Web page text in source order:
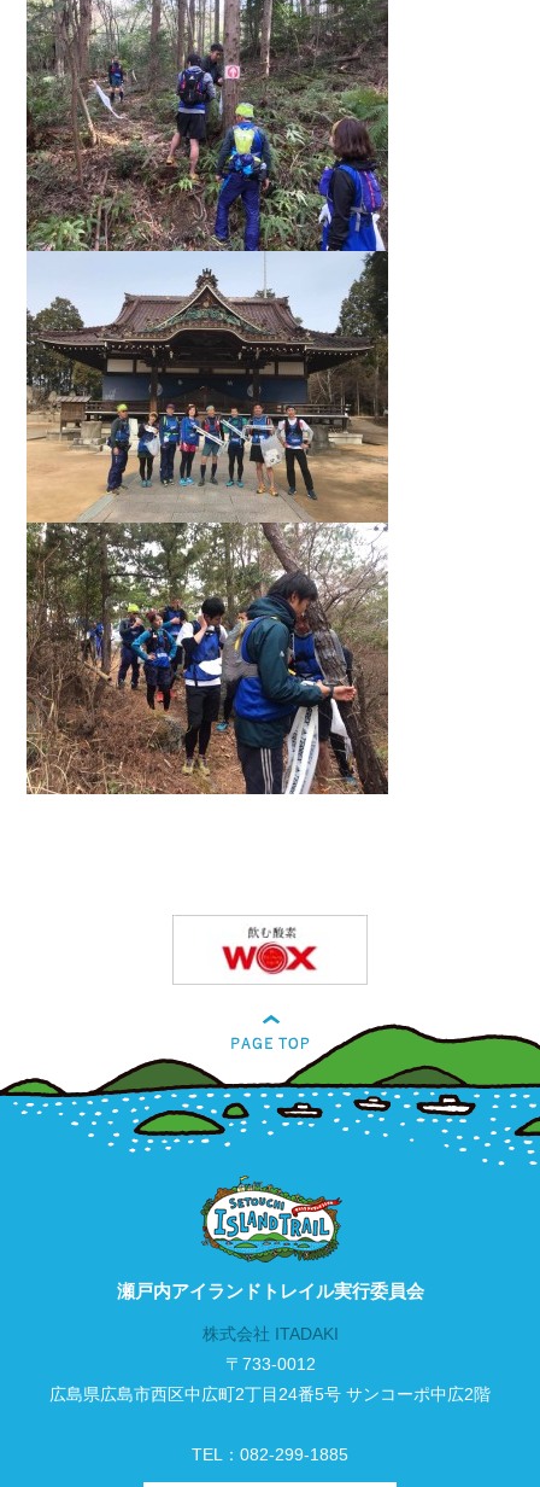
瀬戸内アイランドトレイル実行委員会
株式会社 ITADAKI
〒733-0012
広島県広島市西区中広町2丁目24番5号 サンコーポ中広2階
TEL：082-299-1885